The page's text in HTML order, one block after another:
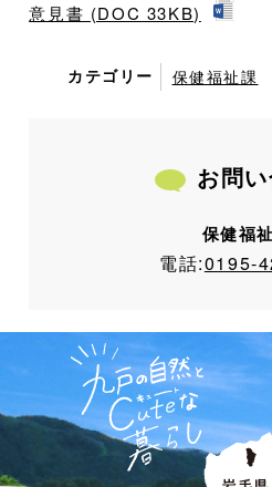
意見書 (DOC 33KB)
カテゴリー 保健福祉課
お問
保健福
電話:0195-